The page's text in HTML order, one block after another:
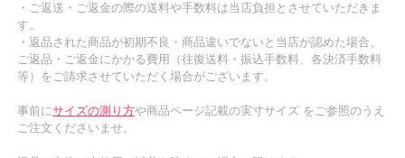
・ご返送・ご返金の際の送料や手数料は当店負担とさせていただきま
す。
・返品された商品が初期不良・商品違いでないと当店が認めた場合、
ご返品・ご返金にかかる費用（往復送料・振込手数料、各決済手数料
等）をご請求させていただく場合がございます。
事前にサイズの測り方や商品ページ記載の実寸サイズ をご参照のうえ
ご注文くださいませ。